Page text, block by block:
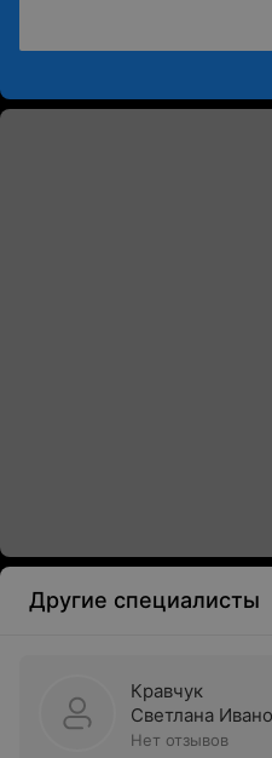
Другие специалисты
Кравчук
Светлана
Нет отзывов